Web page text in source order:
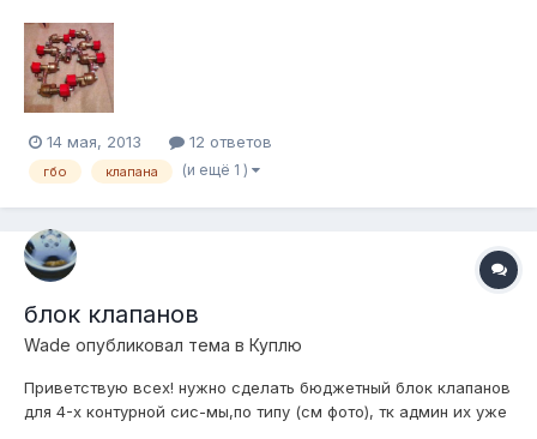
14 мая, 2013 12 ответов
гбо клапана (и ещё 1 )
блок клапанов
Wade опубликовал тема в Куплю
Приветствую всех! нужно сделать бюджетный блок клапанов
для 4-х контурной сис-мы,по типу (см фото), тк админ их уже